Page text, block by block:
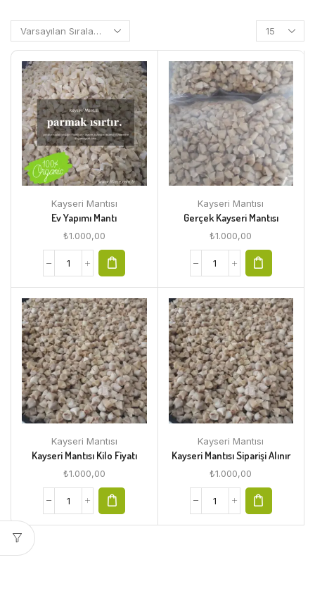
Kayseri Mantısı
Ev Yapımı Mantı
₺1.000,00
Kayseri Mantısı
Gerçek Kayseri Mantısı
₺1.000,00
Kayseri Mantısı
Kayseri Mantısı Kilo Fiyatı
₺1.000,00
Kayseri Mantısı
Kayseri Mantısı Siparişi Alınır
₺1.000,00